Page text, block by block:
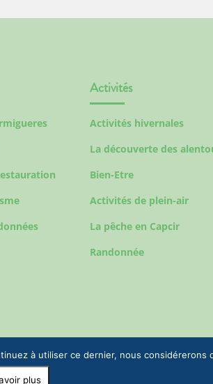
Activités
Activités hivernales
La découverte des
Bien-Etre
Activités de plein-air
La pêche en Capcir
Randonnée
à utiliser ce dernier, nous considérerons
plus